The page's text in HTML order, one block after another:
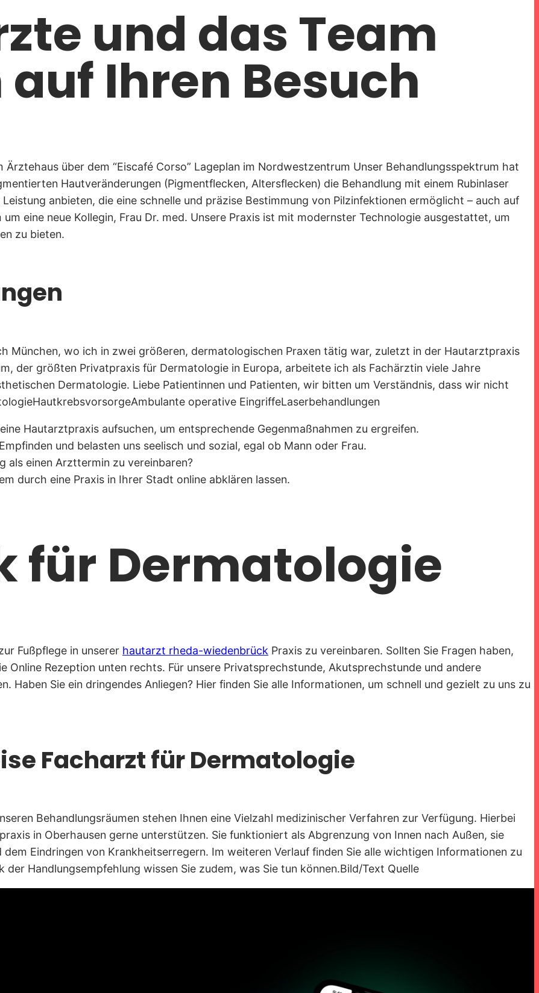
und das Team
Ihren Besuch
über dem “Eiscafé Corso” Lageplan im Nordwestzentrum Unser Behandlungsspektrum hat
Hautveränderungen (Pigmentflecken, Altersflecken) die Behandlung mit einem Rubinlaser
anbieten, die eine schnelle und präzise Bestimmung von Pilzinfektionen ermöglicht – auch auf
eine neue Kollegin, Frau Dr. med. Unsere Praxis ist mit modernster Technologie ausgestattet, um
zu bieten.
München, wo ich in zwei größeren, dermatologischen Praxen tätig war, zuletzt in der Hautarztpraxis
der größten Privatpraxis für Dermatologie in Europa, arbeitete ich als Fachärztin viele Jahre
Dermatologie. Liebe Patientinnen und Patienten, wir bitten um Verständnis, dass wir nicht
operative EingriffeLaserbehandlungen
Hautarztpraxis aufsuchen, um entsprechende Gegenmaßnahmen zu ergreifen.
und belasten uns seelisch und sozial, egal ob Mann oder Frau.
als einen Arzttermin zu vereinbaren?
durch eine Praxis in Ihrer Stadt online abklären lassen.
für Dermatologie
Fußpflege in unserer hautarzt rheda-wiedenbrück Praxis zu vereinbaren. Sollten Sie Fragen haben,
Online Rezeption unten rechts. Für unsere Privatsprechstunde, Akutsprechstunde und andere
Haben Sie ein dringendes Anliegen? Hier finden Sie alle Informationen, um schnell und gezielt zu uns zu
Facharzt für Dermatologie
Behandlungsräumen stehen Ihnen eine Vielzahl medizinischer Verfahren zur Verfügung. Hierbei
in Oberhausen gerne unterstützen. Sie funktioniert als Abgrenzung von Innen nach Außen, sie
Eindringen von Krankheitserregern. Im weiteren Verlauf finden Sie alle wichtigen Informationen zu
Handlungsempfehlung wissen Sie zudem, was Sie tun können.Bild/Text Quelle